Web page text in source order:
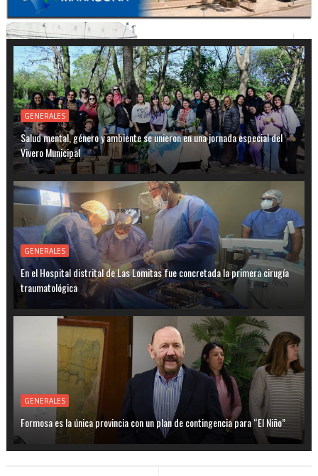
GENERALES
Salud mental, género y ambiente se unieron en una jornada especial del
Vivero Municipal
GENERALES
En el Hospital distrital de Las Lomitas fue concretada la primera cirugía
traumatológica
GENERALES
Formosa es la única provincia con un plan de contingencia para “El Niño”